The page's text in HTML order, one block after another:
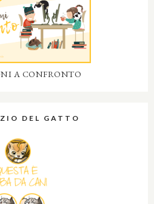
A CONFRONTO
DEL GATTO